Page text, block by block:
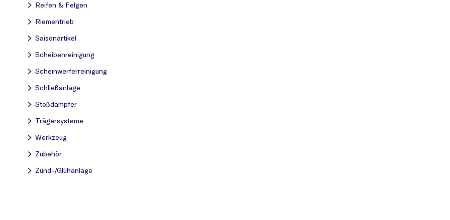
Reifen & Felgen
Riementrieb
Saisonartikel
Scheibenreinigung
Scheinwerferreinigung
Schließanlage
Stoßdämpfer
Trägersysteme
Werkzeug
Zubehör
Zünd-/Glühanlage